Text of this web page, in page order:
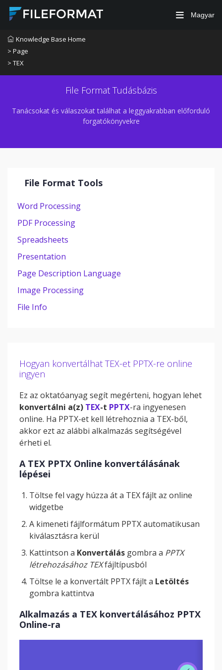
Magyar
Knowledge Base Home
> Page
> TEX
File Format Tudásbázis
Tanácsokat és válaszokat találhat a leggyakrabban előforduló
forgatókönyvekre
File Format Tools
Word Processing
PDF Processing
Spreadsheets
Presentation
Page Description Language
Image Processing
File Info
Hogyan konvertálhat TEX-et PPTX-re online
ingyen
Ez az oktatóanyag segít megérteni, hogyan lehet
konvertálni a(z) TEX-t PPTX-ra ingyenesen
online. Ha PPTX-et kell létrehoznia a TEX-ből,
akkor ezt az alábbi alkalmazás segítségével
érheti el.
A TEX PPTX Online konvertálásának
lépései
Töltse fel vagy húzza át a TEX fájlt az online
widgetbe
A kimeneti fájlformátum PPTX automatikusan
kiválasztásra kerül
Kattintson a Konvertálás gombra a PPTX
létrehozásához TEXfájltípusból
Töltse le a konvertált PPTX fájlt a Letöltés
gombra kattintva
Alkalmazás a TEX konvertálásához PPTX
Online-ra